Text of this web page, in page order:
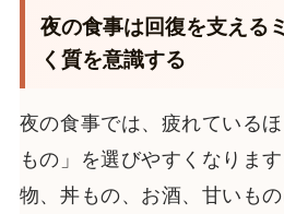
夜の食事は回復を支える
く質を意識する
夜の食事では、疲れている
もの」を選びやすくなりま
物、丼もの、お酒、甘いも